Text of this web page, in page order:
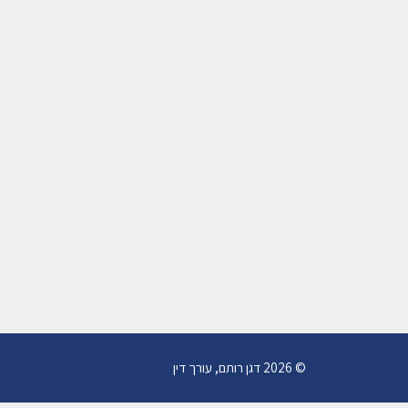
© 2026 דגן רותם, עורך דין